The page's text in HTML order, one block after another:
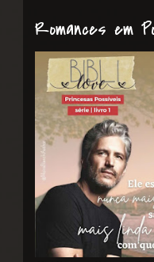
Romances em